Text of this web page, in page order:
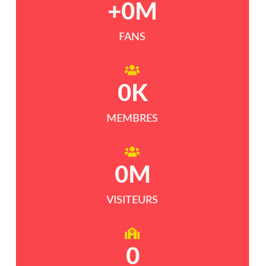
FANS
+0 M
MEMBRES
0K
VISITEURS
0M
0